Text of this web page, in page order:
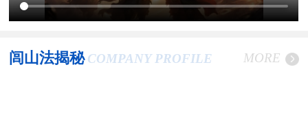
闾山法揭秘 COMPANY PROFILE MORE